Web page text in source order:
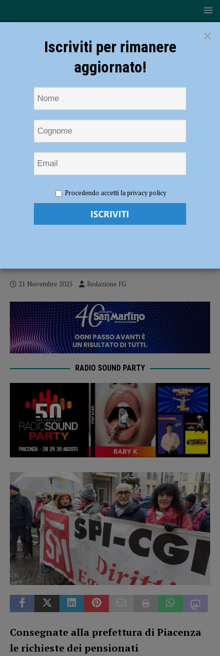
prefettura, Spi Cgil: “La manovra non ha nulla per ridare dignità a chi
ha lavorato una vita”
Pensionati in prefettura, Spi Cgil: “La
21 Novembre 2025 Redazione FG
RADIO SOUND PARTY
Consegnate alla prefettura di Piacenza
le richieste dei pensionati
×
Iscriviti per rimanere
aggiornato!
Procedendo accetti la privacy policy